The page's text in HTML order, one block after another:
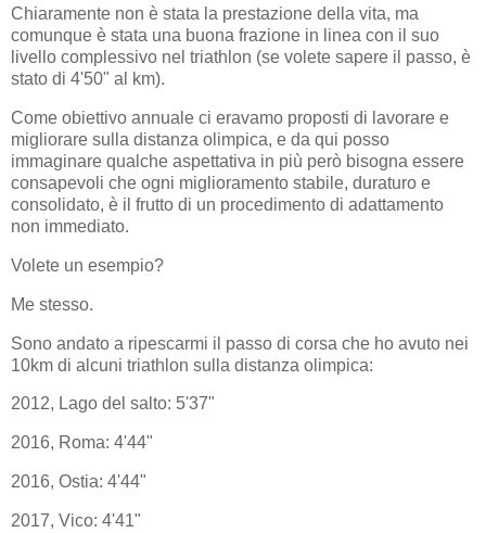
Chiaramente non è stata la prestazione della vita, ma
comunque è stata una buona frazione in linea con il suo
livello complessivo nel triathlon (se volete sapere il passo, è
stato di 4'50" al km).
Come obiettivo annuale ci eravamo proposti di lavorare e
migliorare sulla distanza olimpica, e da qui posso
immaginare qualche aspettativa in più però bisogna essere
consapevoli che ogni miglioramento stabile, duraturo e
consolidato, è il frutto di un procedimento di adattamento
non immediato.
Volete un esempio?
Me stesso.
Sono andato a ripescarmi il passo di corsa che ho avuto nei
10km di alcuni triathlon sulla distanza olimpica:
2012, Lago del salto: 5'37"
2016, Roma: 4'44"
2016, Ostia: 4'44"
2017, Vico: 4'41"